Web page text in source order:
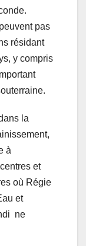
pas
résidant
y compris
la
à
et
où Régie
et
ne